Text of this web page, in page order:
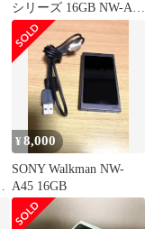
シリーズ 16GB NW-A45
: Bluetooth/microSD/ハ
イレゾ対応 最大39時間
連続再生 2017年モデル
ペールゴールド NW-
A45 N(中古品)
¥8,000
SONY Walkman NW-
A45 16GB